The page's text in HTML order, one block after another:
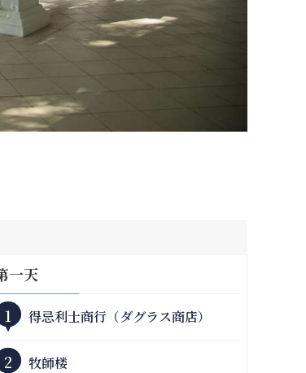
一天
1
得忌利士商行（ダグラス商店）
2 牧師楼